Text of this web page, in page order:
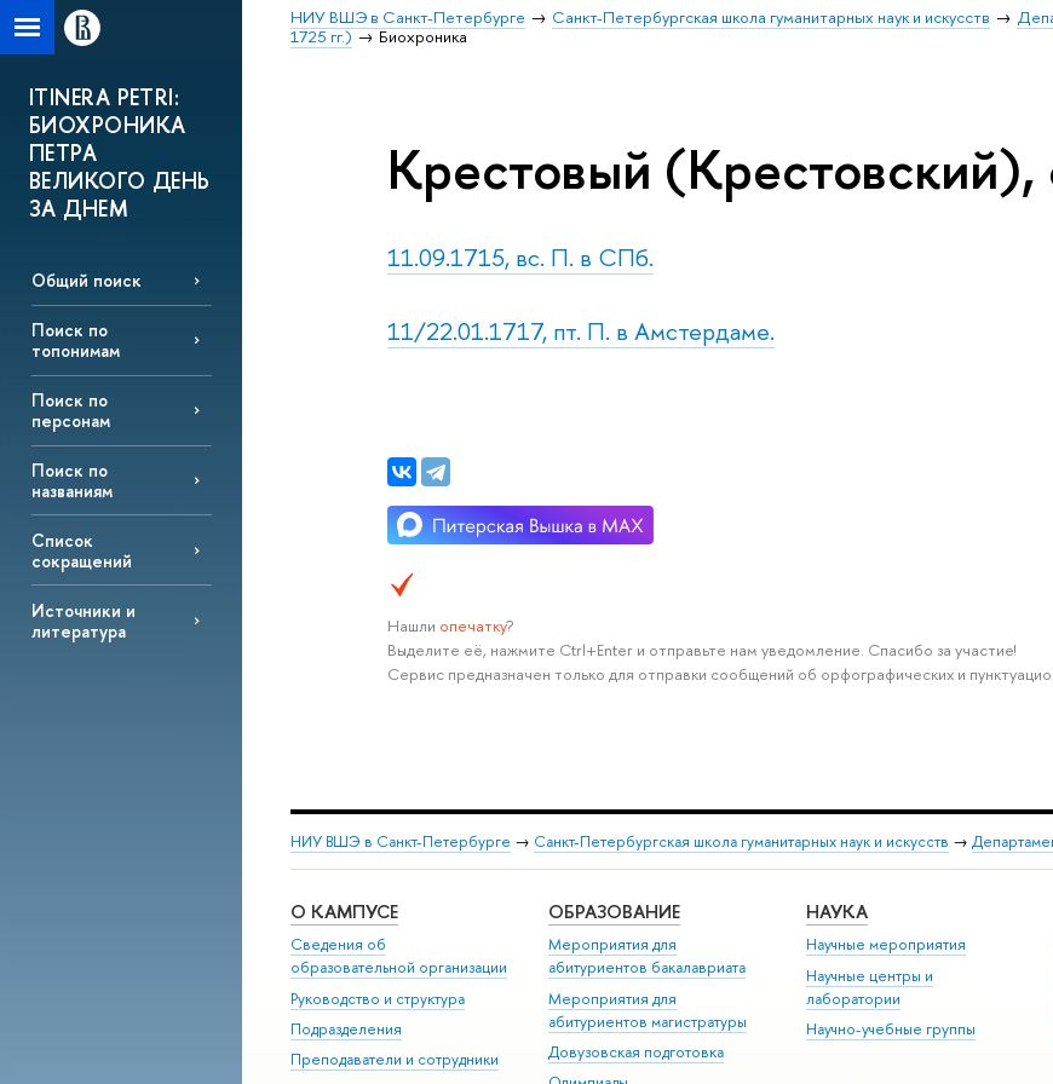
НИУ ВШЭ в Санкт-Петербурге Санкт-Петербургская школа гуманитарных наук и искусств
1725 гг.)
Биохроника
ITINERA PETRI:
БИОХРОНИКА
ПЕТРА
ВЕЛИКОГО ДЕНЬ
ЗА ДНЕМ
Общий поиск
Поиск по
топонимам
Поиск по
персонам
Поиск по
названиям
Список
сокращений
Источники и
литература
Крестовый
11.09.1715, вс. П. в СПб.
11/22.01.1717, пт. П. в Амстердаме.
Нашли опечатку?
Выделите её, нажмите Ctrl+Enter и отправьте нам уведомление. Спасибо за участие!
Сервис предназначен только для отправки сообщений об орфографических и
НИУ ВШЭ в Санкт-Петербурге → Санкт-Петербургская школа гуманитарных наук и искусств →
О КАМПУСЕ
Сведения об
образовательной организации
Руководство и структура
Подразделения
Преподаватели и сотрудники
ОБРАЗОВАНИЕ
Мероприятия для
абитуриентов бакалавриата
Мероприятия для
абитуриентов магистратуры
Довузовская подготовка
НАУКА
Научные мероприятия
Научные центры и
лаборатории
Научно-учебные группы